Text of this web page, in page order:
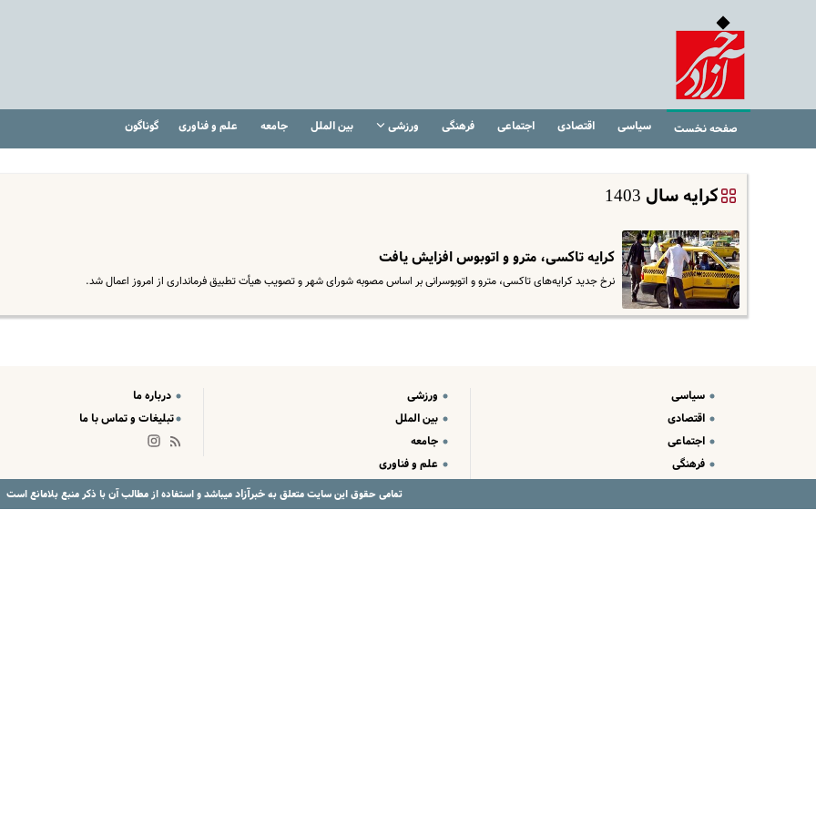
صفحه نخست سیاسی اقتصادی اجتماعی فرهنگی ورزشی بین الملل جامعه علم و فناوری گوناگون
کرایه سال 1403
کرایه تاکسی، مترو و اتوبوس افزایش یافت
نرخ جدید کرایه‌های تاکسی، مترو و اتوبوسرانی بر اساس مصوبه شورای شهر و تصویب هیأت تطبیق فرمانداری از امروز اعمال شد.
سیاسی
اقتصادی
اجتماعی
فرهنگی
ورزشی
بین الملل
جامعه
علم و فناوری
درباره ما
تبلیغات و تماس با ما
تمامی حقوق این سایت متعلق بهخبرآزادمیباشد و استفاده از مطالب آن با ذکر منبع بلامانع است